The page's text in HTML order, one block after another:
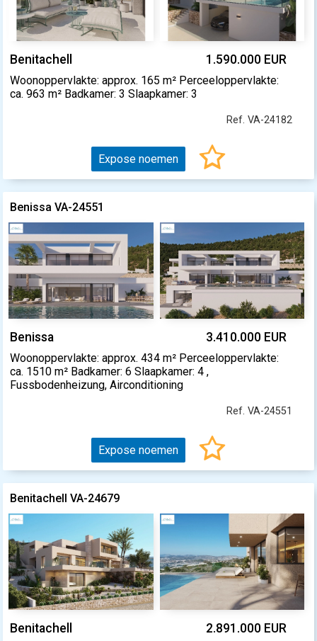
Benitachell 1.590.000 EUR
Woonoppervlakte: approx. 165 m² Perceeloppervlakte:
ca. 963 m² Badkamer: 3 Slaapkamer: 3
Ref. VA-24182
Expose noemen
Benissa VA-24551
Benissa 3.410.000 EUR
Woonoppervlakte: approx. 434 m² Perceeloppervlakte:
ca. 1510 m² Badkamer: 6 Slaapkamer: 4 ,
Fussbodenheizung, Airconditioning
Ref. VA-24551
Expose noemen
Benitachell VA-24679
Benitachell 2.891.000 EUR